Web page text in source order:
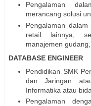
Pengalaman
merancang solusi
Pengalaman
retail lainnya,
manajemen
DATABASE ENGINEER
Pendidikan SMK
dan Jaringan
Informatika atau
Pengalaman